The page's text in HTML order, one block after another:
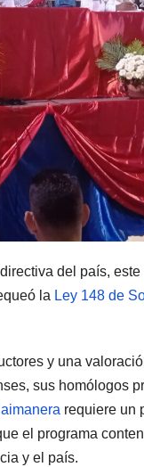
del país,
la Ley 148 de
y una
sus homólogos
requiere un
el programa
y el país.